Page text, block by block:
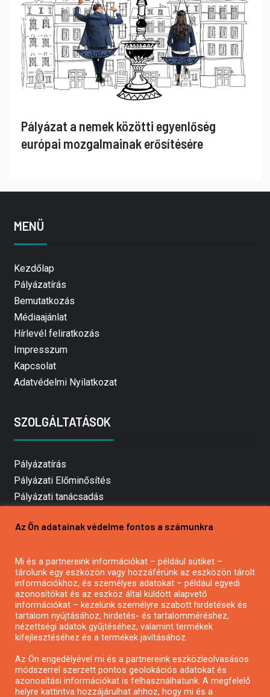
Pályázat a nemek közötti egyenlőség
európai mozgalmainak erősítésére
MENÜ
Kezdőlap
Pályázatírás
Bemutatkozás
Médiaajánlat
Hírlevél feliratkozás
Impresszum
Kapcsolat
Adatvédelmi Nyilatkozat
SZOLGÁLTATÁSOK
Pályázatírás
Pályázati Előminősítés
Pályázati tanácsadás
Mezőgazdasági pályázatírás
Pályázatírás civil szervezeteknek
Pályázatírás önkormányzatoknak
Pályázatfigyelés
Specifikus pályázatfigyelés vagy hírlevél
Pályázatok magánszemélyeknek
Az Ön adatainak védelme fontos a számunkra
Mi és a partnereink információkat – például sütiket –
tárolunk egy eszközön vagy hozzáférünk az eszközön tárolt
információkhoz, és személyes adatokat – például egyedi
azonosítókat és az eszköz által küldött alapvető
információkat – kezelünk személyre szabott hirdetések és
tartalom nyújtásához, hirdetés- és tartalomméréshez,
nézettségi adatok gyűjtéséhez, valamint termékek
kifejlesztéséhez és a termékek javításához.
Az Ön engedélyével mi és a partnereink eszközleolvasásos
módszerrel szerzett pontos geolokációs adatokat és
azonosítási információkat is felhasználhatunk. A megfelelő
helyre kattintva hozzájárulhat ahhoz, hogy mi és a